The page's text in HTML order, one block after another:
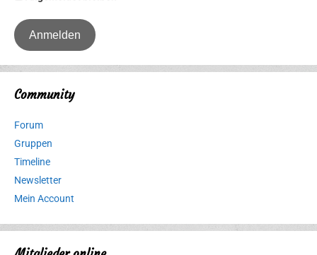
Community
Forum
Gruppen
Timeline
Newsletter
Mein Account